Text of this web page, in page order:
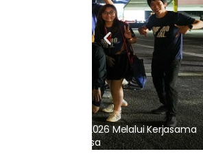
Maxim Malaysia
pertama 2026